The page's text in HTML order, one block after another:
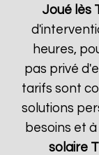
Joué lès
heures,
pas privé
tarifs sont
solutions
besoins et
solaire